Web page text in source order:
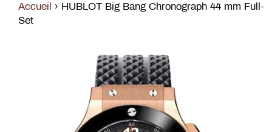
Accueil › HUBLOT Big Bang Chronograph 44 mm Full-
Set